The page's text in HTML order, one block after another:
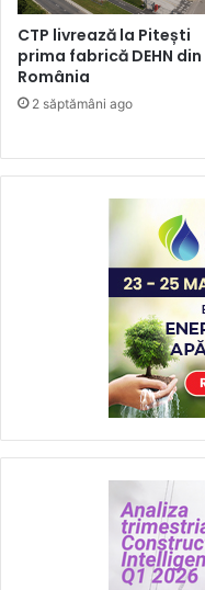
CTP livrează la Pitești
prima fabrică DEHN din
România
2 săptămâni ago